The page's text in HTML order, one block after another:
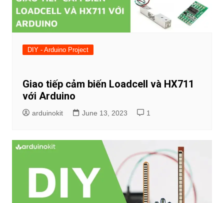
DIY - Arduino Project
Giao tiếp cảm biến Loadcell và HX711
với Arduino
arduinokit June 13, 2023 1